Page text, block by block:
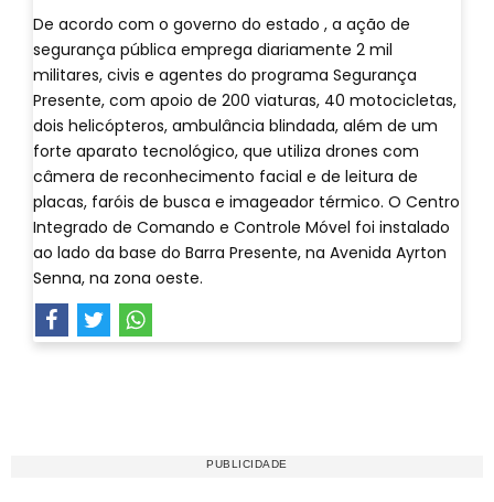
De acordo com o governo do estado , a ação de
segurança pública emprega diariamente 2 mil
militares, civis e agentes do programa Segurança
Presente, com apoio de 200 viaturas, 40 motocicletas,
dois helicópteros, ambulância blindada, além de um
forte aparato tecnológico, que utiliza drones com
câmera de reconhecimento facial e de leitura de
placas, faróis de busca e imageador térmico. O Centro
Integrado de Comando e Controle Móvel foi instalado
ao lado da base do Barra Presente, na Avenida Ayrton
Senna, na zona oeste.